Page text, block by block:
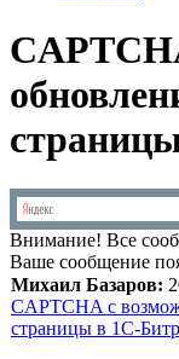
Внимание! Все
Ваше сообщение
Михаил Базаров:
CAPTCHA с
страницы в 1C-